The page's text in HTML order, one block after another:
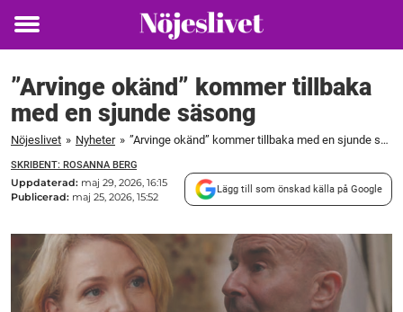
Toggle
”Arvinge okänd” kommer tillbaka
med en sjunde säsong
Nöjeslivet » Nyheter » ”Arvinge okänd” kommer tillbaka med en sjunde säsong
SKRIBENT: ROSANNA BERG
Uppdaterad: maj 29, 2026, 16:15
Publicerad: maj 25, 2026, 15:52
Lägg till som önskad källa på Google